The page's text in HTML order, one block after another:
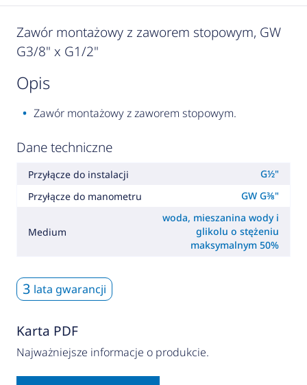
Zawór montażowy z zaworem stopowym, GW
G3/8" x G1/2"
opis
Zawór montażowy z zaworem stopowym.
Dane techniczne
Przyłącze do instalacji
G½"
Przyłącze do manometru
GW G⅜"
Medium
woda, mieszanina wody i
glikolu o stężeniu
maksymalnym 50%
3 lata gwarancji
Karta PDF
Najważniejsze informacje o produkcie.